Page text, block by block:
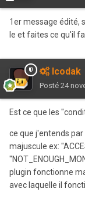
1er message édité,
le et faites ce qu'il
Icodak
Posté 24
Est ce que les
ce que j'entends
majuscule ex:
plugin fonctionne
avec laquelle il